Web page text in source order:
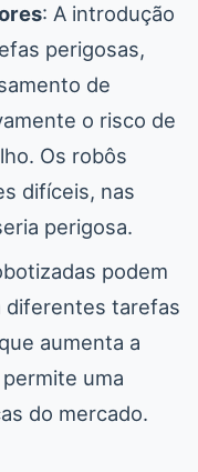
: A introdução
perigosas,
de
o risco de
Os robôs
difíceis, nas
perigosa.
podem
diferentes tarefas
aumenta a
uma
do mercado.